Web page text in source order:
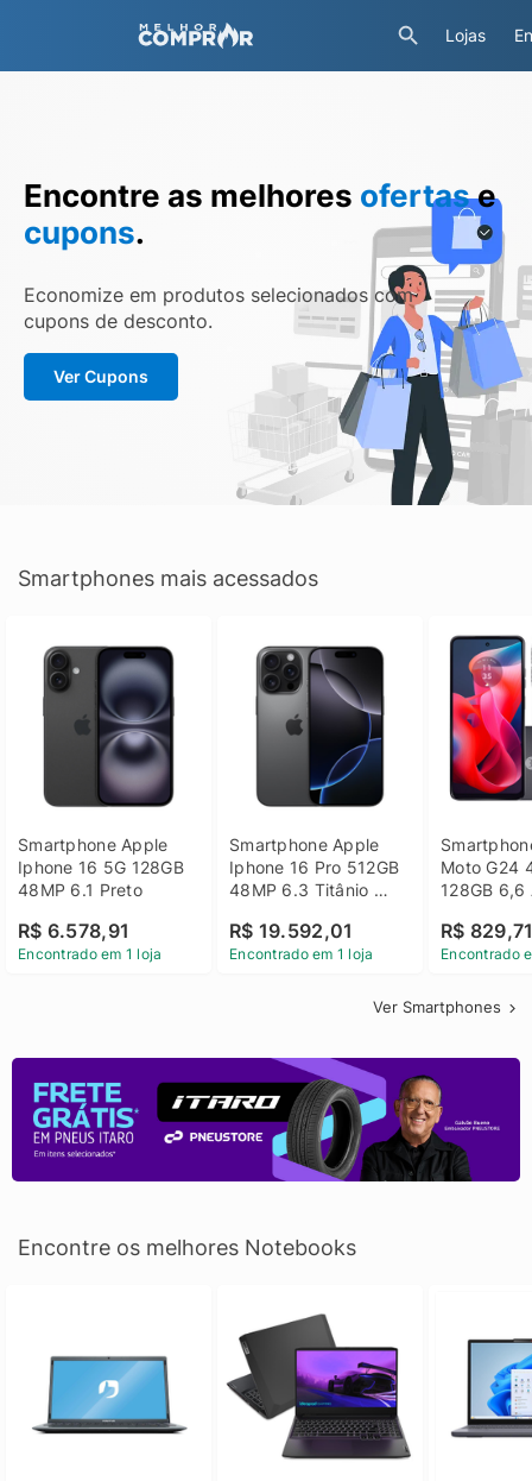
Lojas
Encontre as melhores ofertase
cupons.
Economize em produtos selecionados com
cupons de desconto.
Ver Cupons
Smartphones mais acessados
Smartphone Apple
Iphone 16 5G 128GB
48MP 6.1 Preto
R$ 6.578,91
Encontrado em 1 loja
Smartphone Apple
Iphone 16 Pro 512GB
48MP 6.3 Titânio
R$ 19.592,01
Encontrado em 1 loja
Moto G24
128GB 6,6
R$
Encontrado
Ver Smartphones
Encontre os melhores Notebooks